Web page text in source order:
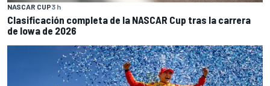
NASCAR CUP3 h
Clasificación completa de la NASCAR Cup tras la carrera
de Iowa de 2026